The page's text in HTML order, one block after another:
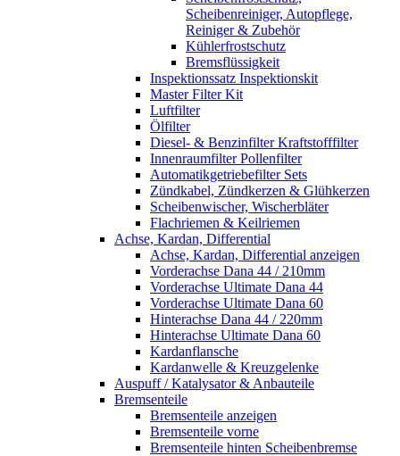
Scheibenreiniger, Autopflege,
Reiniger & Zubehör
Kühlerfrostschutz
Bremsflüssigkeit
Inspektionssatz Inspektionskit
Master Filter Kit
Luftfilter
Ölfilter
Diesel- & Benzinfilter Kraftstofffilter
Innenraumfilter Pollenfilter
Automatikgetriebefilter Sets
Zündkabel, Zündkerzen & Glühkerzen
Scheibenwischer, Wischerbläter
Flachriemen & Keilriemen
Achse, Kardan, Differential
Achse, Kardan, Differential anzeigen
Vorderachse Dana 44 / 210mm
Vorderachse Ultimate Dana 44
Vorderachse Ultimate Dana 60
Hinterachse Dana 44 / 220mm
Hinterachse Ultimate Dana 60
Kardanflansche
Kardanwelle & Kreuzgelenke
Auspuff / Katalysator & Anbauteile
Bremsenteile
Bremsenteile anzeigen
Bremsenteile vorne
Bremsenteile hinten Scheibenbremse